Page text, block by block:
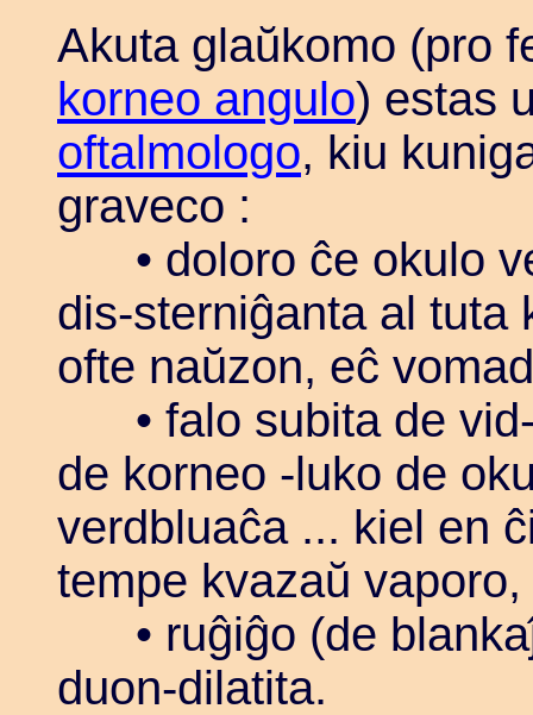
Akuta glaŭkomo (pro
korneo angulo) estas
oftalmologo, kiu
graveco :
• doloro ĉe okulo
dis-sterniĝanta al tuta
ofte naŭzon, eĉ
• falo subita de vid-
de korneo -luko de
verdbluaĉa ... kiel en
tempe kvazaŭ
• ruĝiĝo (de
duon-dilatita.